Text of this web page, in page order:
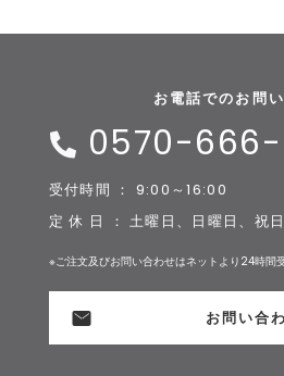
お電話でのお問
0570-
受付時間 ： 9:00～16:00
定 休 日 ： 土曜日、日曜日、祝日
※ご注文及びお問い合わせはネットより24時間
お問い合